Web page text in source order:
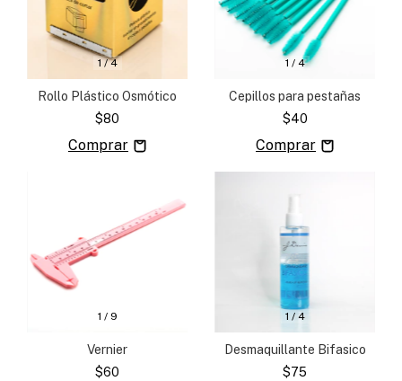
1/4
Rollo Plástico Osmótico
$80
1 / 4
Cepillos para pestañas
$40
1 / 9
Vernier
$60
1 / 4
Desmaquillante Bifasico
$75